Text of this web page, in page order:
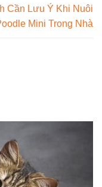
Cần Lưu Ý Khi Nuôi
Mini Trong Nhà